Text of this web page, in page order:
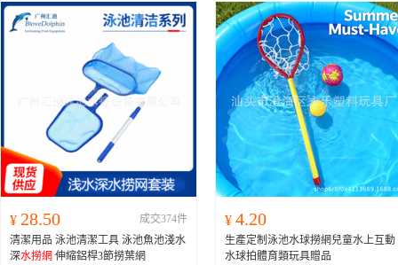
¥ 28.50
成交374件
清潔用品 泳池清潔工具 泳池魚池淺水
深水撈網 伸縮鋁桿3節撈葉網
¥ 4.20
生產定制泳池水球撈網兒童水上互動
水球拍體育類玩具贈品